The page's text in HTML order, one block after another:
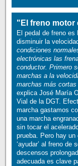
"El freno motor
El pedal de freno
disminuir la
condiciones
electrónicas las
conductor. Primero
marchas a la
marchas más
explica José María
Vial de la DGT.
marcha gastamos
una marcha
sin tocar el
prueba. Pero hay
‘ayudar’ al freno de
descensos
adecuada es clave